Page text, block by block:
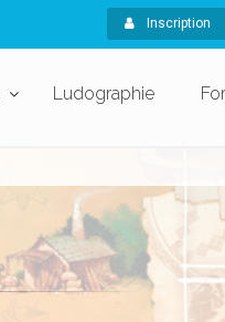
Inscription
Ludographie